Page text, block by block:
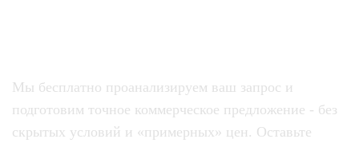
Мы бесплатно проанализируем ваш запрос и
подготовим точное коммерческое предложение - без
скрытых условий и «примерных» цен. Оставьте